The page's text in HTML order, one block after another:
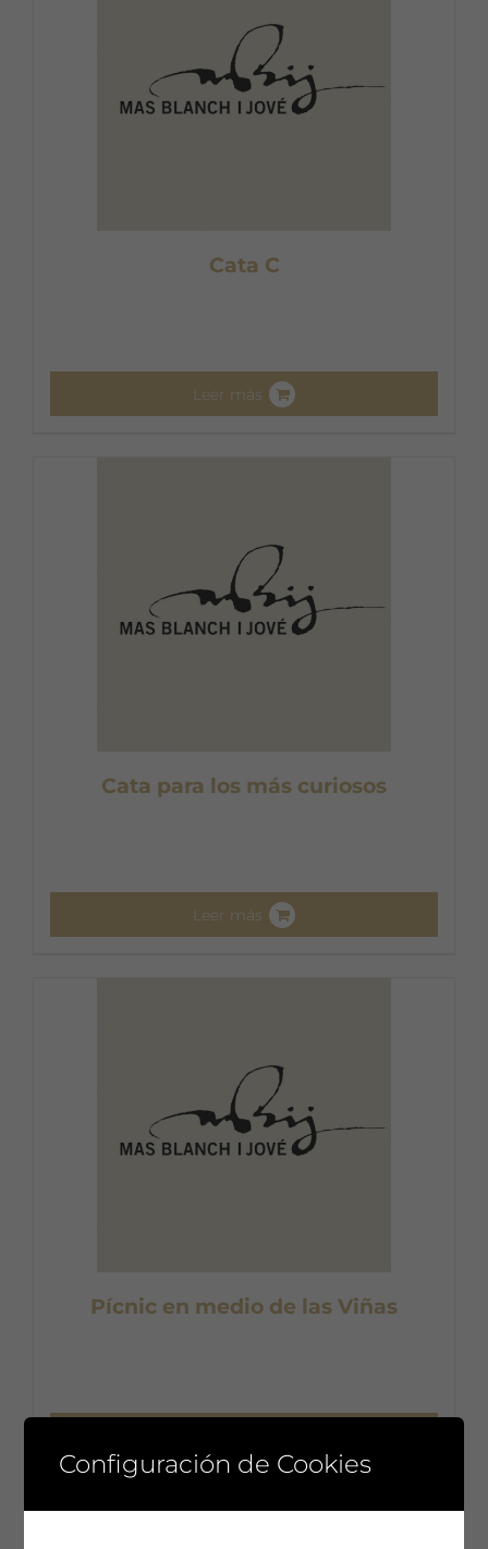
Cata C
Leer más
Cata para los más curiosos
Leer más
Pícnic en medio de las Viñas
Configuración de Cookies